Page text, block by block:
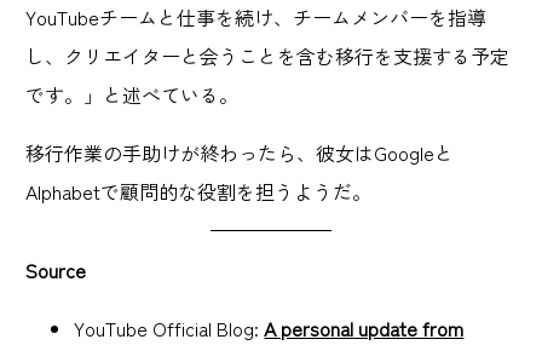
YouTubeチームと仕事を続け、チームメンバーを指導
し、クリエイターと会うことを含む移行を支援する予定
です。」と述べている。
移行作業の手助けが終わったら、彼女はGoogleと
Alphabetで顧問的な役割を担うようだ。
Source
YouTube Official Blog:A personal update from